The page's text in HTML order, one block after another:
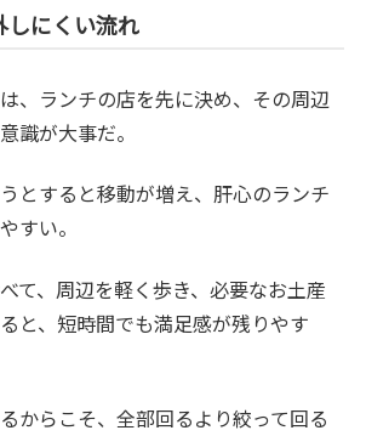
しにくい流れ
、ランチの店を先に決め、その周辺
識が大事だ。
とすると移動が増え、肝心のランチ
すい。
て、周辺を軽く歩き、必要なお土産
と、短時間でも満足感が残りやす
からこそ、全部回るより絞って回る